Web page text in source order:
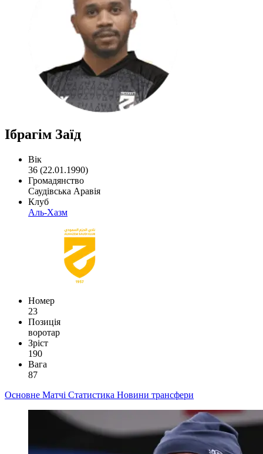
Ібрагім Заїд
Вік
36 (22.01.1990)
Громадянство
Саудівська Аравія
Клуб
Аль-Хазм
Номер
23
Позиція
воротар
Зріст
190
Вага
87
Основне Матчі Статистика Новини трансфери